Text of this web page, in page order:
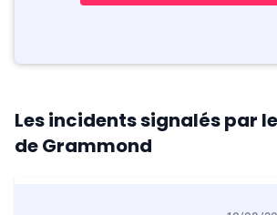
Les incidents signalés par
de Grammond